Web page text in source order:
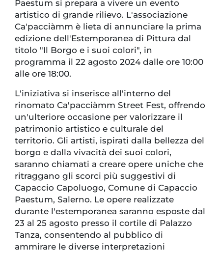
Paestum si prepara a vivere un evento
artistico di grande rilievo. L'associazione
Ca'pacciàmm è lieta di annunciare la prima
edizione dell'Estemporanea di Pittura dal
titolo "Il Borgo e i suoi colori", in
programma il 22 agosto 2024 dalle ore 10:00
alle ore 18:00.
L'iniziativa si inserisce all'interno del
rinomato Ca'pacciàmm Street Fest, offrendo
un'ulteriore occasione per valorizzare il
patrimonio artistico e culturale del
territorio. Gli artisti, ispirati dalla bellezza del
borgo e dalla vivacità dei suoi colori,
saranno chiamati a creare opere uniche che
ritraggano gli scorci più suggestivi di
Capaccio Capoluogo, Comune di Capaccio
Paestum, Salerno. Le opere realizzate
durante l'estemporanea saranno esposte dal
23 al 25 agosto presso il cortile di Palazzo
Tanza, consentendo al pubblico di
ammirare le diverse interpretazioni